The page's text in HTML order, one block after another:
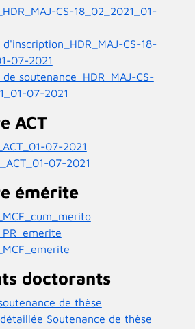
CS-18_02_2021_01-
CS-18-
07-2021
soutenance_HDR_MAJ-CS-
07-2021
ACT
07-2021
07-2021
émérite
doctorants
de thèse
Soutenance de thèse